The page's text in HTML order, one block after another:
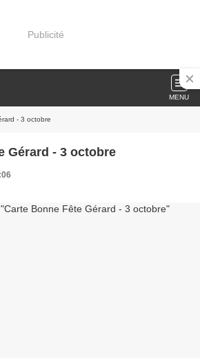
Publicité
MENU
- 3 octobre
Gérard - 3 octobre